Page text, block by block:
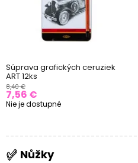
Súprava grafických ceruziek
ART 12ks
8,40 €
7,56 €
Nie je dostupné
Nůžky